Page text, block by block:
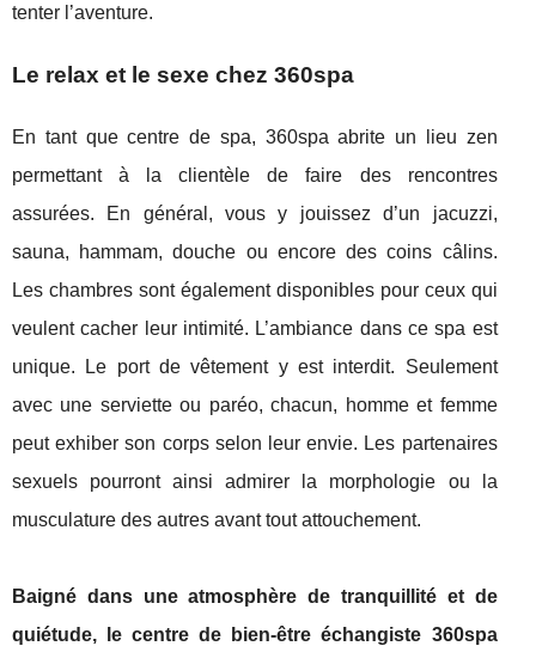
tenter l’aventure.
Le relax et le sexe chez 360spa
En tant que centre de spa, 360spa abrite un lieu zen
permettant à la clientèle de faire des rencontres
assurées. En général, vous y jouissez d’un jacuzzi,
sauna, hammam, douche ou encore des coins câlins.
Les chambres sont également disponibles pour ceux qui
veulent cacher leur intimité. L’ambiance dans ce spa est
unique. Le port de vêtement y est interdit. Seulement
avec une serviette ou paréo, chacun, homme et femme
peut exhiber son corps selon leur envie. Les partenaires
sexuels pourront ainsi admirer la morphologie ou la
musculature des autres avant tout attouchement.
Baigné dans une atmosphère de tranquillité et de
quiétude, le centre de bien-être échangiste 360spa